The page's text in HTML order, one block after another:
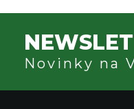
Novinky na